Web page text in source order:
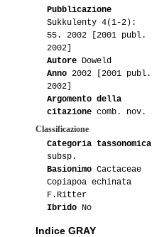
Pubblicazione
Sukkulenty 4(1-2):
55. 2002 [2001 publ.
2002]
Autore Doweld
Anno 2002 [2001 publ.
2002]
Argomento della
citazione comb. nov.
Classificazione
Categoria tassonomica
subsp.
Basionimo Cactaceae
Copiapoa echinata
F.Ritter
Ibrido No
Indice GRAY